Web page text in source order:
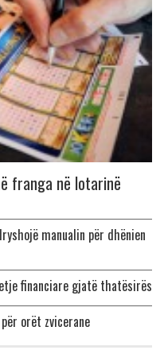
franga në lotarinë
manualin për dhënien
financiare gjatë thatësirës
orët zvicerane